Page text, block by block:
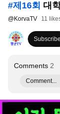
#제16회 대
@KorvaTV 11
Subscribe
Comments 2
Comment...